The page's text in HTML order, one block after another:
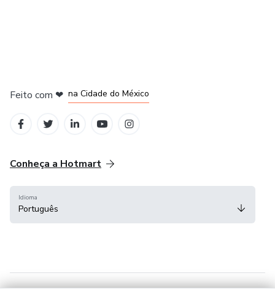
Feito com ❤ na Cidade do México
Conheça a Hotmart
Idioma
Português